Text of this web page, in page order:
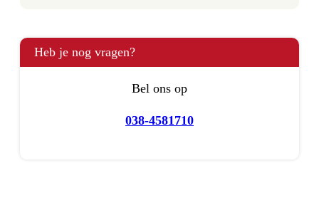
Heb je nog vragen?
Bel ons op
038-4581710